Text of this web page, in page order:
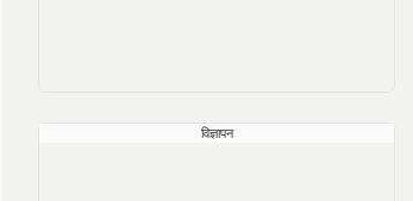
विज्ञापन